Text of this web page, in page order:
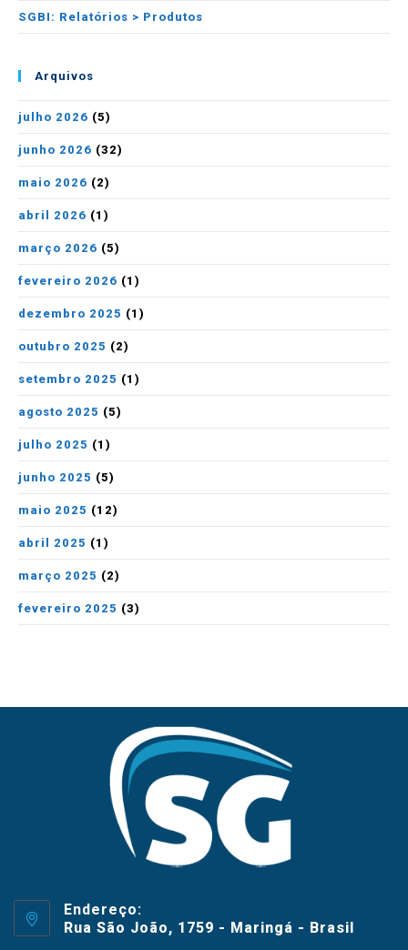
SGBI: Relatórios > Produtos
Arquivos
julho 2026 (5)
junho 2026 (32)
maio 2026 (2)
abril 2026 (1)
março 2026 (5)
fevereiro 2026 (1)
dezembro 2025 (1)
outubro 2025 (2)
setembro 2025 (1)
agosto 2025 (5)
julho 2025 (1)
junho 2025 (5)
maio 2025 (12)
abril 2025 (1)
março 2025 (2)
fevereiro 2025 (3)
Endereço:
Rua São João, 1759 - Maringá - Brasil